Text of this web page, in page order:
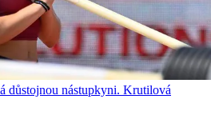
důstojnou nástupkyni. Krutilová